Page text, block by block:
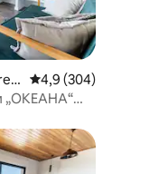
Средна оценка: 4,9
4,9 (304)
„ОКЕАНА“